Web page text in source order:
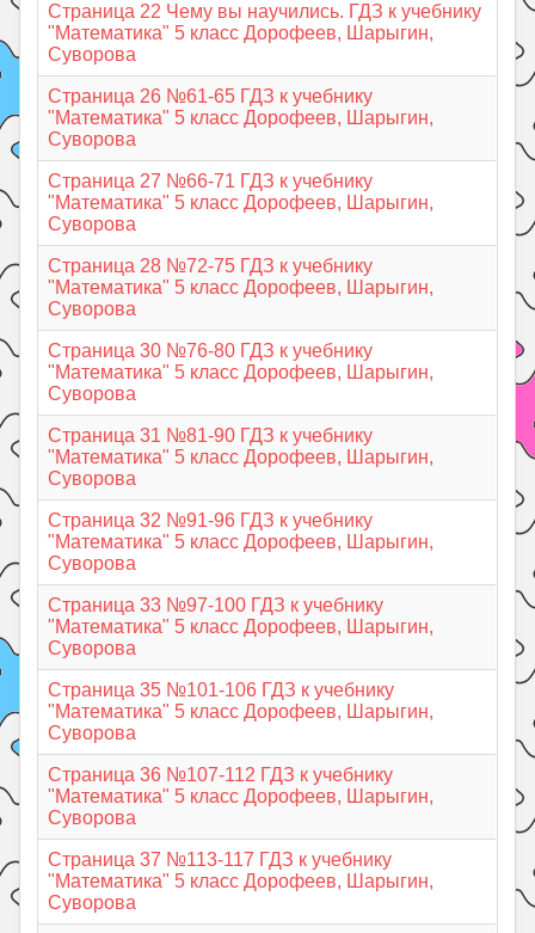
Страница 22 Чему вы научились. ГДЗ к учебнику
"Математика" 5 класс Дорофеев, Шарыгин,
Суворова
Страница 26 №61-65 ГДЗ к учебнику
"Математика" 5 класс Дорофеев, Шарыгин,
Суворова
Страница 27 №66-71 ГДЗ к учебнику
"Математика" 5 класс Дорофеев, Шарыгин,
Суворова
Страница 28 №72-75 ГДЗ к учебнику
"Математика" 5 класс Дорофеев, Шарыгин,
Суворова
Страница 30 №76-80 ГДЗ к учебнику
"Математика" 5 класс Дорофеев, Шарыгин,
Суворова
Страница 31 №81-90 ГДЗ к учебнику
"Математика" 5 класс Дорофеев, Шарыгин,
Суворова
Страница 32 №91-96 ГДЗ к учебнику
"Математика" 5 класс Дорофеев, Шарыгин,
Суворова
Страница 33 №97-100 ГДЗ к учебнику
"Математика" 5 класс Дорофеев, Шарыгин,
Суворова
Страница 35 №101-106 ГДЗ к учебнику
"Математика" 5 класс Дорофеев, Шарыгин,
Суворова
Страница 36 №107-112 ГДЗ к учебнику
"Математика" 5 класс Дорофеев, Шарыгин,
Суворова
Страница 37 №113-117 ГДЗ к учебнику
"Математика" 5 класс Дорофеев, Шарыгин,
Суворова